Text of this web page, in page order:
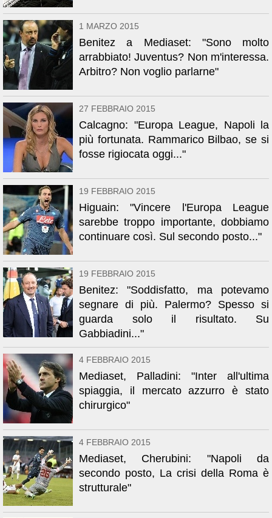
1 MARZO 2015
Benitez a Mediaset: "Sono molto
arrabbiato! Juventus? Non m'interessa.
Arbitro? Non voglio parlarne"
27 FEBBRAIO 2015
Calcagno: "Europa League, Napoli la
più fortunata. Rammarico Bilbao, se si
fosse rigiocata oggi..."
19 FEBBRAIO 2015
Higuain: "Vincere l'Europa League
sarebbe troppo importante, dobbiamo
continuare così. Sul secondo posto..."
19 FEBBRAIO 2015
Benitez: "Soddisfatto, ma potevamo
segnare di più. Palermo? Spesso si
guarda solo il risultato. Su
Gabbiadini..."
4 FEBBRAIO 2015
Mediaset, Palladini: "Inter all'ultima
spiaggia, il mercato azzurro è stato
chirurgico"
4 FEBBRAIO 2015
Mediaset, Cherubini: "Napoli da
secondo posto, La crisi della Roma è
strutturale"